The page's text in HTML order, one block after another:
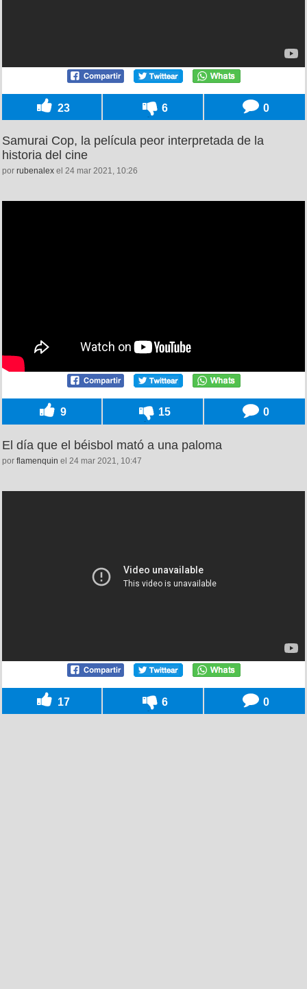
23 6 0
Samurai Cop, la película peor interpretada de la
historia del cine
por rubenalex el 24 mar 2021, 10:26
9 15 0
El día que el béisbol mató a una paloma
por flamenquin el 24 mar 2021, 10:47
17 6 0